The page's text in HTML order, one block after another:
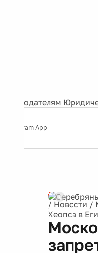
Рекламодателям
Telegram App
/ Новости /
Хеопса в